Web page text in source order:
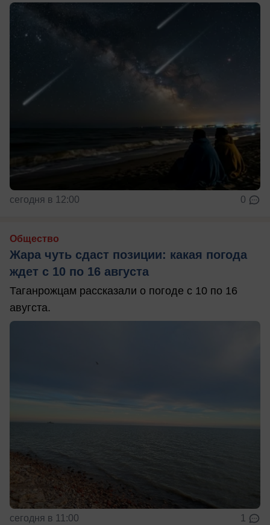
сегодня в 12:00 0
Общество
Жара чуть сдаст позиции: какая погода
ждет с 10 по 16 августа
Таганрожцам рассказали о погоде с 10 по 16
авугста.
сегодня в 11:00 1